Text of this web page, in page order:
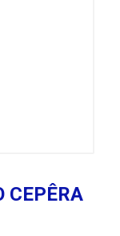
CEPÊRA